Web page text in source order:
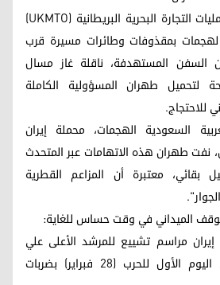
ميدانياً، كشفت هيئة عمليات التجارة البحرية البريطانية (UKMTO)
بمقذوفات وطائرات مسيرة قرب
المستهدفة، ناقلة غاز مسال
لتحميل طهران المسؤولية الكاملة
للاحتجاج.
السعودية الهجمات، محملة إيران
نفت طهران هذه الاتهامات عبر المتحدث
بقائي، معتبرة أن المزاعم القطرية
الميداني في وقت حساس للغاية:
مراسم تشييع للمرشد الأعلى علي
خامنئي، الذي قُتل في اليوم الأول للحرب (28 فبراير) بضربات